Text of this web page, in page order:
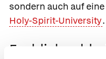
sondern auch auf eine
Holy-Spirit-University.
Fachlich